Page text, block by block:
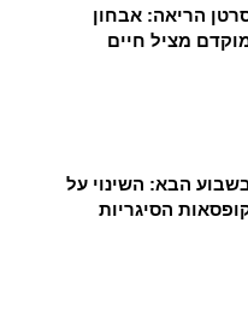
הריאה: אבחון
מציל חיים
הבא: השינוי על
הסיגריות